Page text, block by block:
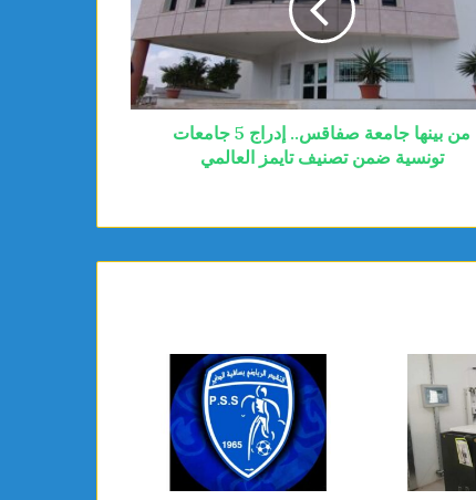
من بينها جامعة صفاقس.. إدراج 5 جامعات
تونسية ضمن تصنيف تايمز العالمي